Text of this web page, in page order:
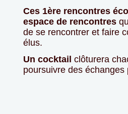
Ces 1ère rencontres
espace de rencontres
de se rencontrer et faire
élus.
Un cocktail clôturera
poursuivre des échanges